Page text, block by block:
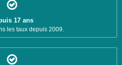
17 ans
les taux depuis 2009.